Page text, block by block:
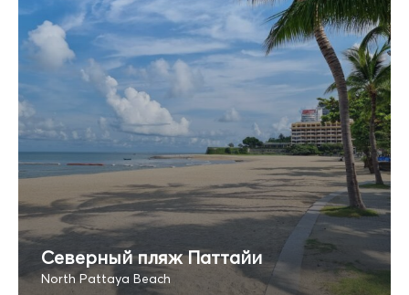
Северный пляж Паттайи
North Pattaya Beach